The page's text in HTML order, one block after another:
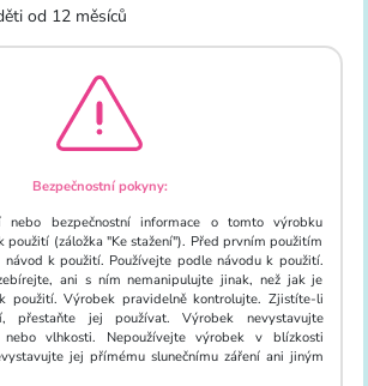
od 12 měsíců
Bezpečnostní pokyny:
nebo bezpečnostní informace o tomto výrobku
použití (záložka "Ke stažení"). Před prvním použitím
k použití. Používejte podle návodu k použití.
ani s ním nemanipulujte jinak, než jak je
použití. Výrobek pravidelně kontrolujte. Zjistíte-li
přestaňte jej používat. Výrobek nevystavujte
vlhkosti. Nepoužívejte výrobek v blízkosti
jej přímému slunečnímu záření ani jiným